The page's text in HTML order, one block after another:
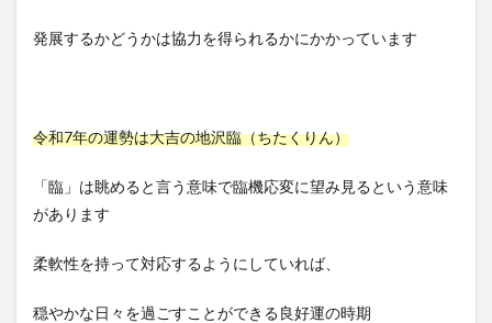
発展するかどうかは協力を得られるかにかかっています
令和7年の運勢は大吉の地沢臨（ちたくりん）
「臨」は眺めると言う意味で臨機応変に望み見るという意味
があります
柔軟性を持って対応するようにしていれば、
穏やかな日々を過ごすことができる良好運の時期